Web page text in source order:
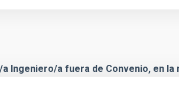
Ingeniero/a fuera de Convenio, en la
indefinida y que tendrá, entre